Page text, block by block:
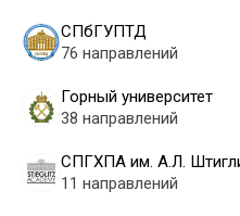
СПбГУПТД
76 направлений
Горный университет
38 направлений
СПГХПА им. А.Л.
11 направлений